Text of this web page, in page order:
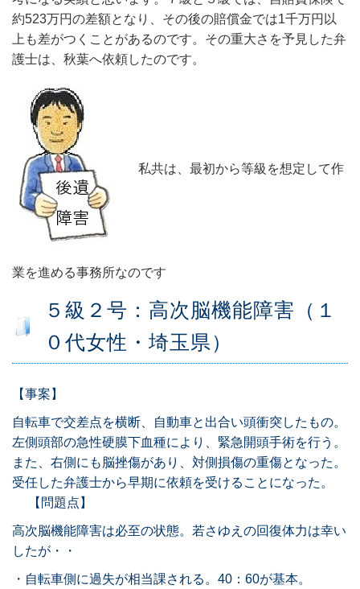
約523万円の差額となり、その後の賠償金では1千万円以
上も差がつくことがあるのです。その重大さを予見した弁
護士は、秋葉へ依頼したのです。
私共は、最初から等級を想定して作
業を進める事務所なのです
５級２号：高次脳機能障害（１
０代女性・埼玉県）
【事案】
自転車で交差点を横断、自動車と出合い頭衝突したもの。
左側頭部の急性硬膜下血種により、緊急開頭手術を行う。
また、右側にも脳挫傷があり、対側損傷の重傷となった。
受任した弁護士から早期に依頼を受けることになった。
【問題点】
高次脳機能障害は必至の状態。若さゆえの回復体力は幸い
したが・・
・自転車側に過失が相当課される。40：60が基本。